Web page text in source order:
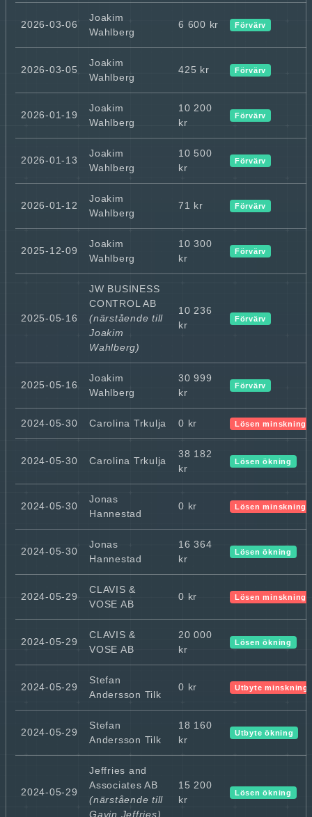
2026-03-06
Joakim
Wahlberg
6 600 kr Förvärv
2026-03-05
Joakim
Wahlberg
425 kr Förvärv
2026-01-19
Joakim
Wahlberg
10 200
kr
Förvärv
2026-01-13
Joakim
Wahlberg
10 500
kr
Förvärv
2026-01-12
Joakim
Wahlberg
71 kr Förvärv
2025-12-09
Joakim
Wahlberg
10 300
kr
Förvärv
2025-05-16
JW BUSINESS
CONTROL AB
(närstående till
Joakim
Wahlberg)
10 236
kr
Förvärv
2025-05-16
Joakim
Wahlberg
30 999
kr
Förvärv
2024-05-30 Carolina Trkulja 0 kr Lösen minskning
2024-05-30 Carolina Trkulja
38 182
kr
Lösen ökning
2024-05-30
Jonas
Hannestad
0 kr Lösen minskning
2024-05-30
Jonas
Hannestad
16 364
kr
Lösen ökning
2024-05-29
CLAVIS &
VOSE AB
0 kr Lösen minskning
2024-05-29
CLAVIS &
VOSE AB
20 000
kr
Lösen ökning
2024-05-29
Stefan
Andersson Tilk
0 kr Utbyte minskning
2024-05-29
Stefan
Andersson Tilk
18 160
kr
Utbyte ökning
2024-05-29
Jeffries and
Associates AB
(närstående till
Gavin Jeffries)
15 200
kr
Lösen ökning